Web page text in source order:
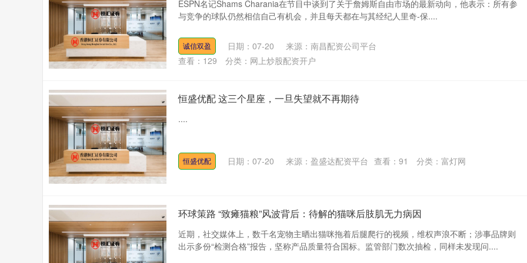
ESPN名记Shams Charania在节目中谈到了关于詹姆斯自由市场的最新动向，他表示：所有参
与竞争的球队仍然相信自己有机会，并且每天都在与其经纪人里奇-保....
诚信双盈 日期：07-20
来源：南昌配资公司平台
查看： 129 分类： 网上炒股配资开户
恒盛优配 这三个星座，一旦失望就不再期待
....
恒盛优配 日期：07-20 来源：盈盛达配资平台 查看： 91 分类： 富灯网
环球策路 “致瘫猫粮”风波背后：待解的猫咪后肢肌无力病因
近期，社交媒体上，数千名宠物主晒出猫咪拖着后腿爬行的视频，维权声浪不断；涉事品牌则
出示多份“检测合格”报告，坚称产品质量符合国标。监管部门数次抽检，同样未发现问....